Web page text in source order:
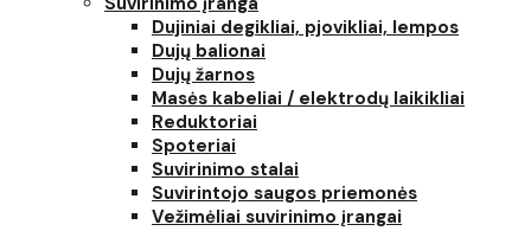
Dujiniai degikliai, pjovikliai, lempos
Dujų balionai
Dujų žarnos
Masės kabeliai / elektrodų laikikliai
Reduktoriai
Spoteriai
Suvirinimo stalai
Suvirintojo saugos priemonės
Vežimėliai suvirinimo įrangai